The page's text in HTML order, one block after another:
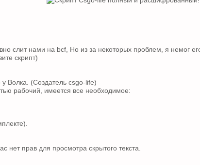
слит нами на bcf, Но из за некоторых проблем, я немог
скрипт)
у Волка. (Создатель csgo-life)
рабочий, имеется все необходимое:
нет прав для просмотра скрытого текста.